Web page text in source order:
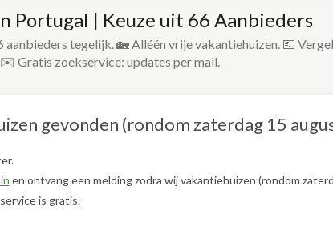
Portugal | Keuze uit 66 Aanbieders
tegelijk. 🏡 Alléén vrije vakantiehuizen. 💶
Gratis zoekservice: updates per mail.
gevonden (rondom zaterdag 15
en ontvang een melding zodra wij vakantiehuizen (rondom
is gratis.